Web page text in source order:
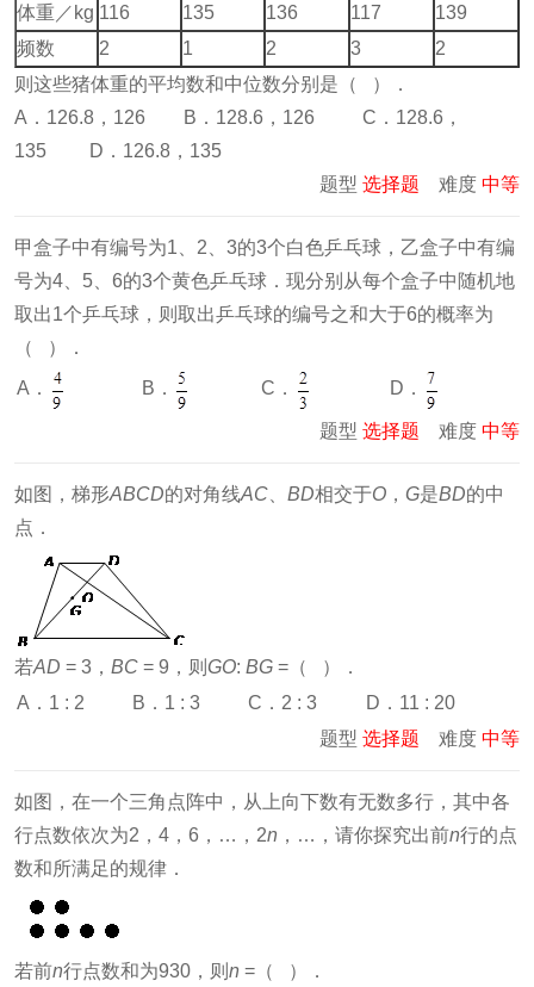
体重／kg 116 135 136 117
139
频数
2 1 2 3
2
则这些猪体重的平均数和中位数分别是（ ）．
A．126.8，126 B．128.6，126 C．128.6，
135 D．126.8，135
题型 选择题 难度 中等
甲盒子中有编号为1、2、3的3个白色乒乓球，乙盒子中有编
号为4、5、6的3个黄色乒乓球．现分别从每个盒子中随机地
取出1个乒乓球，则取出乒乓球的编号之和大于6的概率为
（ ）．
A． B． C． D．
题型 选择题 难度 中等
如图，梯形ABCD的对角线AC BD相交于O ， G是BD的中
点．
若AD = 3， BC = 9，则 GO: BG =（ ）．
A．1 : 2
B．1 : 3 C．2 : 3
D．11 : 20
题型 选择题 难度 中等
如图，在一个三角点阵中，从上向下数有无数多行，其中各
行点数依次为2，4，6，…，2n ，…，请你探究出前n行的点
数和所满足的规律．
若前n行点数和为930，则 n =（ ）．